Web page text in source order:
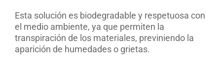
Esta solución es biodegradable y respetuosa con
el medio ambiente, ya que permiten la
transpiración de los materiales, previniendo la
aparición de humedades o grietas.